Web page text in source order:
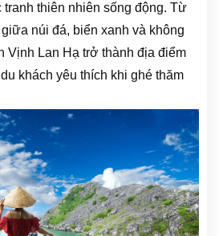
thiên nhiên sống động. Từ
núi đá, biển xanh và không
Vịnh Lan Hạ trở thành địa điểm
khách yêu thích khi ghé thăm